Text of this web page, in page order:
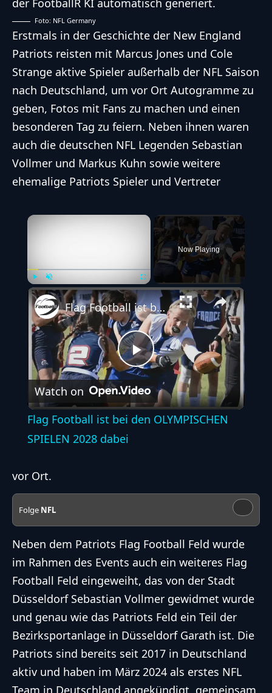
Foto: NFL Germany
Erstmals in der Geschichte der New England
Patriots reisten mit Marcus Jones und Cole
Strange aktive Spieler außerhalb der NFL Saison
nach Deutschland, um vor Ort Autogramme zu
geben, Fotos mit Fans zu machen und einen
besonderen Tag zu feiern. Neben ihnen waren
auch die deutschen NFL Legenden Sebastian
Vollmer und Markus Kuhn sowie weitere
ehemalige Patriots Spieler und Vertreter
×
Play Unmute Fullscreen
Now Playing
P
l
i
d
e
o
Flag Football ist bei den OLYMPISCHEN SPIELEN 2028 dabei
Watch on
Flag Football ist bei den OLYMPISCHEN
SPIELEN 2028 dabei
vor Ort.
Folge NFL
Neben dem Patriots Flag Football Feld wurde
im Rahmen des Events auch ein weiteres Flag
Football Feld eingeweiht, das von der Stadt
Düsseldorf Sebastian Vollmer gewidmet wurde
und genau wie das Patriots Feld ein Teil der
Bezirksportanlage in Düsseldorf Garath ist. Die
Patriots sind bereits seit 2017 in Deutschland
aktiv und haben im März 2024 als erstes NFL